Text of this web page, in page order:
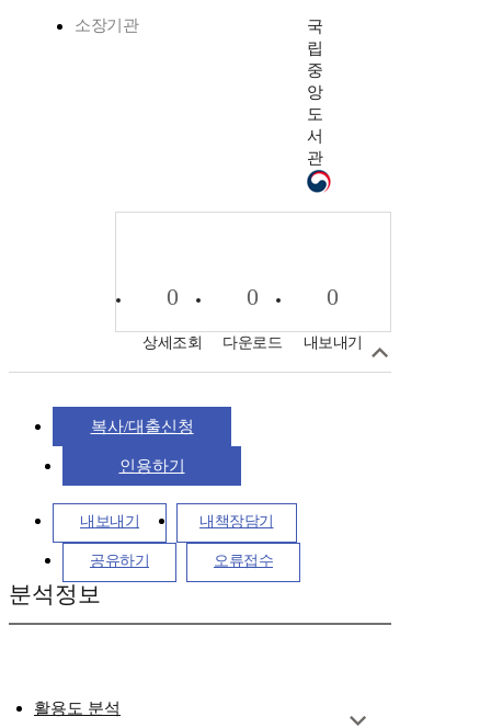
소장기관
국
립
중
앙
도
서
관
0
상세조회
0
다운로드
0
내보내기
복사/대출신청
인용하기
내보내기 내책장담기
공유하기 오류접수
분석정보
활용도 분석